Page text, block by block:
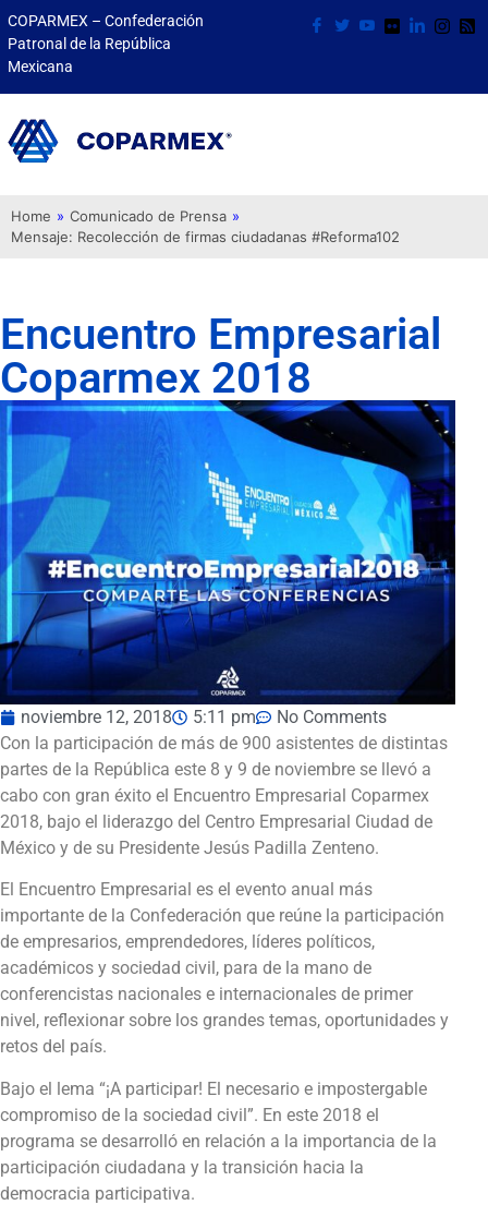
COPARMEX – Confederación
Patronal de la República
Mexicana
Home » Comunicado de Prensa »
Mensaje: Recolección de firmas ciudadanas #Reforma102
Encuentro Empresarial
Coparmex 2018
noviembre 12, 2018 5:11 pm
No Comments
Con la participación de más de 900 asistentes de distintas
partes de la República este 8 y 9 de noviembre se llevó a
cabo con gran éxito el Encuentro Empresarial Coparmex
2018, bajo el liderazgo del Centro Empresarial Ciudad de
México y de su Presidente Jesús Padilla Zenteno.
El Encuentro Empresarial es el evento anual más
importante de la Confederación que reúne la participación
de empresarios, emprendedores, líderes políticos,
académicos y sociedad civil, para de la mano de
conferencistas nacionales e internacionales de primer
nivel, reflexionar sobre los grandes temas, oportunidades y
retos del país.
Bajo el lema “¡A participar! El necesario e impostergable
compromiso de la sociedad civil”. En este 2018 el
programa se desarrolló en relación a la importancia de la
participación ciudadana y la transición hacia la
democracia participativa.